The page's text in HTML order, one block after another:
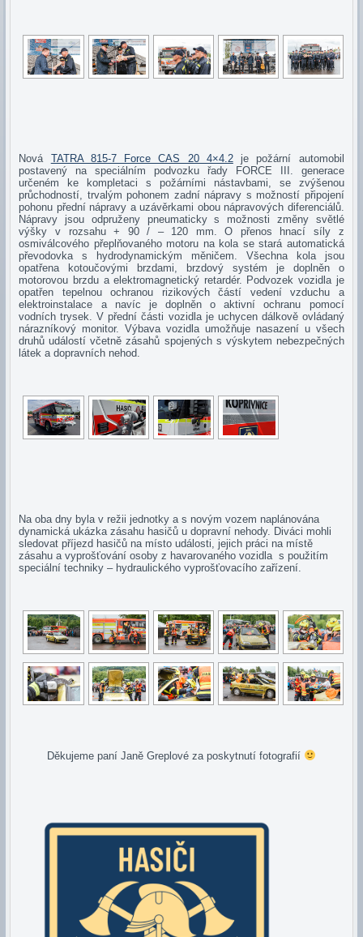
Nová TATRA 815-7 Force CAS 20 4×4.2je požární automobil
postavený na speciálním podvozku řady FORCE III. generace
určeném ke kompletaci s požárními nástavbami, se zvýšenou
průchodností, trvalým pohonem zadní nápravy s možností připojení
pohonu přední nápravy a uzávěrkami obou nápravových diferenciálů.
Nápravy jsou odpruženy pneumaticky s možnosti změny světlé
výšky v rozsahu + 90 / – 120 mm. O přenos hnací síly z
osmiválcového přeplňovaného motoru na kola se stará automatická
převodovka s hydrodynamickým měničem. Všechna kola jsou
opatřena kotoučovými brzdami, brzdový systém je doplněn o
motorovou brzdu a elektromagnetický retardér. Podvozek vozidla je
opatřen tepelnou ochranou rizikových částí vedení vzduchu a
elektroinstalace a navíc je doplněn o aktivní ochranu pomocí
vodních trysek. V přední části vozidla je uchycen dálkově ovládaný
nárazníkový monitor. Výbava vozidla umožňuje nasazení u všech
druhů událostí včetně zásahů spojených s výskytem nebezpečných
látek a dopravních nehod.
Na oba dny byla v režii jednotky a s novým vozem naplánována
dynamická ukázka zásahu hasičů u dopravní nehody. Diváci mohli
sledovat příjezd hasičů na místo události, jejich práci na místě
zásahu a vyprošťování osoby z havarovaného vozidla s použitím
speciální techniky – hydraulického vyprošťovacího zařízení.
Děkujeme paní Janě Greplové za poskytnutí fotografií